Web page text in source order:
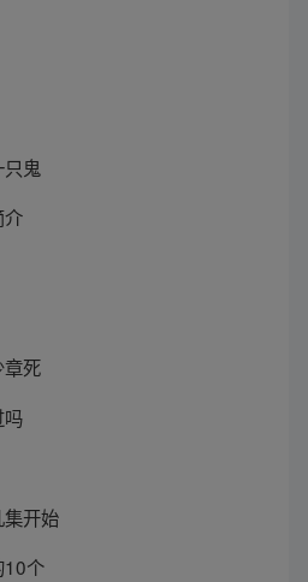
鬼
介
死
吗
开始
10个